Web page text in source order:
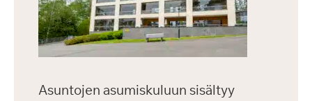
Asuntojen asumiskuluun sisältyy